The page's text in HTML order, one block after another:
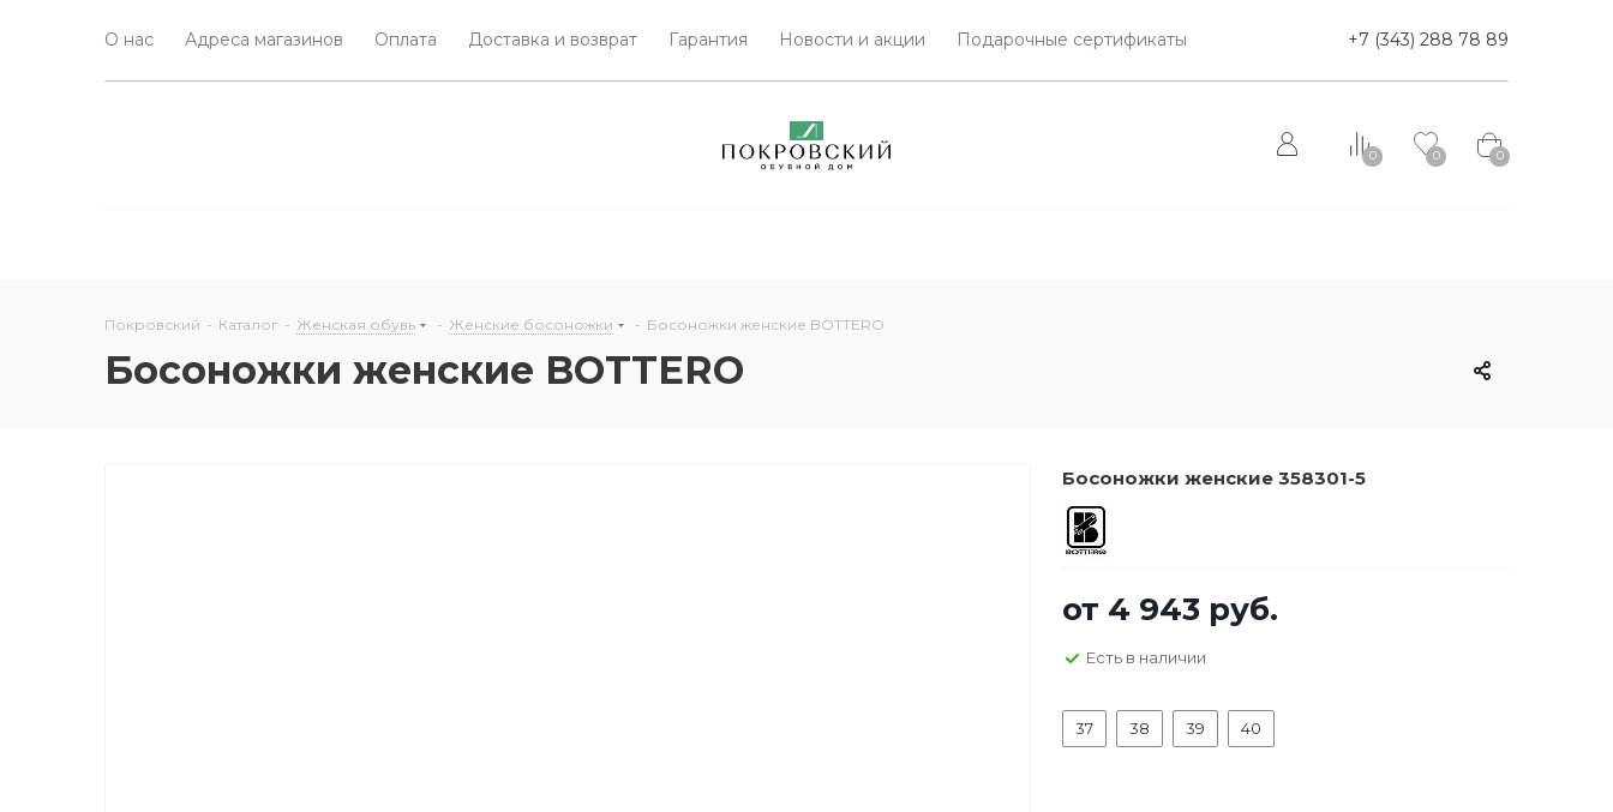
О нас Адреса магазинов Оплата Доставка и возврат Гарантия Новости и акции Подарочные сертификаты +7 (343) 288 78 89
0 0 0
Покровский - Каталог - Женская обувь - Женские босоножки - Босоножки женские BOTTERO
Босоножки женские BOTTERO
Босоножки женские 358301-5
от 4 943 руб.
Есть в наличии
37 38 39 40